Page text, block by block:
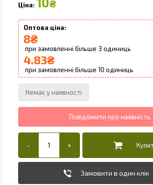
₴
8₴
3
4.83₴
10
Замовити в один клік